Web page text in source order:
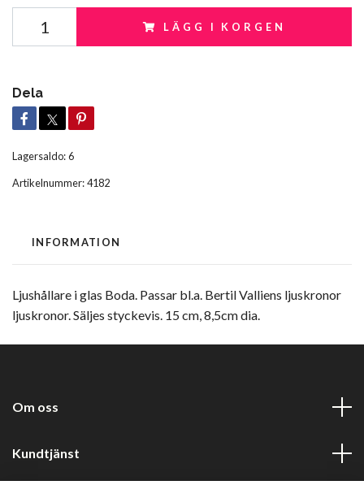
LÄGG I KORGEN
Dela
Lagersaldo:6
Artikelnummer:4182
INFORMATION
Ljushållare i glas Boda. Passar bl.a. Bertil Valliens ljuskronor
ljuskronor. Säljes styckevis. 15 cm, 8,5cm dia.
Om oss
Kundtjänst